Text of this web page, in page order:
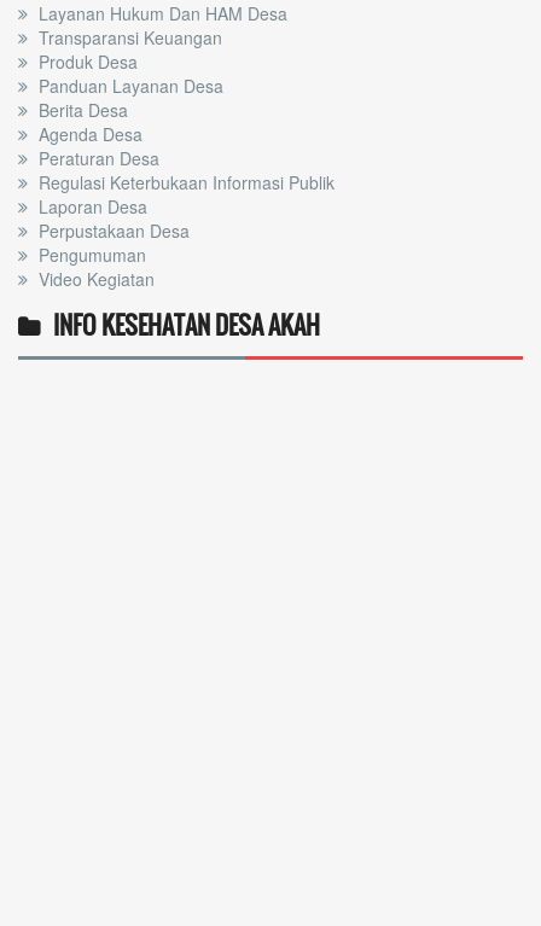
Layanan Hukum Dan HAM Desa
Transparansi Keuangan
Produk Desa
Panduan Layanan Desa
Berita Desa
Agenda Desa
Peraturan Desa
Regulasi Keterbukaan Informasi Publik
Laporan Desa
Perpustakaan Desa
Pengumuman
Video Kegiatan
INFO KESEHATAN DESA AKAH